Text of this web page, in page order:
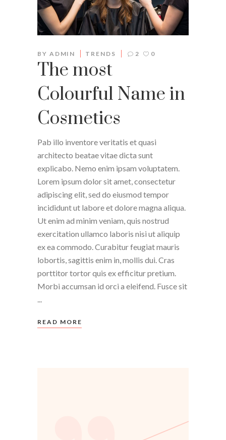
BY ADMIN TRENDS 2 0
The most
Colourful Name in
Cosmetics
Pab illo inventore veritatis et quasi
architecto beatae vitae dicta sunt
explicabo. Nemo enim ipsam voluptatem.
Lorem ipsum dolor sit amet, consectetur
adipiscing elit, sed do eiusmod tempor
incididunt ut labore et dolore magna aliqua.
Ut enim ad minim veniam, quis nostrud
exercitation ullamco laboris nisi ut aliquip
ex ea commodo. Curabitur feugiat mauris
lobortis, sagittis enim in, mollis dui. Cras
porttitor tortor quis ex efficitur pretium.
Morbi accumsan id orci a eleifend. Fusce sit
READ MORE